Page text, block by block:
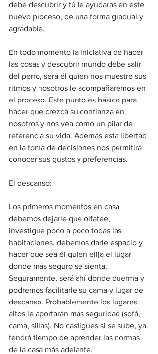
debe descubrir y tú le ayudaras en este
nuevo proceso, de una forma gradual y
agradable.
En todo momento la iniciativa de hacer
las cosas y descubrir mundo debe salir
del perro, será él quien nos muestre sus
ritmos y nosotros le acompañaremos en
el proceso. Este punto es básico para
hacer que crezca su confianza en
nosotros y nos vea como un pilar de
referencia su vida. Además esta libertad
en la toma de decisiones nos permitirá
conocer sus gustos y preferencias.
El descanso:
Los primeros momentos en casa
debemos dejarle que olfatee,
investigue poco a poco todas las
habitaciones, debemos darle espacio y
hacer que sea él quien elija el lugar
donde más seguro se sienta.
Seguramente, será ahí donde duerma y
podremos facilitarle su cama y lugar de
descanso. Probablemente los lugares
altos le aportarán más seguridad (sofá,
cama, sillas). No castigues si se sube, ya
tendrá tiempo de aprender las normas
de la casa más adelante.